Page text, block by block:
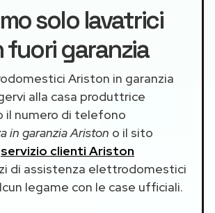
solo lavatrici
fuori garanzia
Ariston in garanzia
alla casa produttrice
numero di telefono
in garanzia Ariston o il sito
servizio clienti Ariston
di assistenza elettrodomestici
legame con le case ufficiali.